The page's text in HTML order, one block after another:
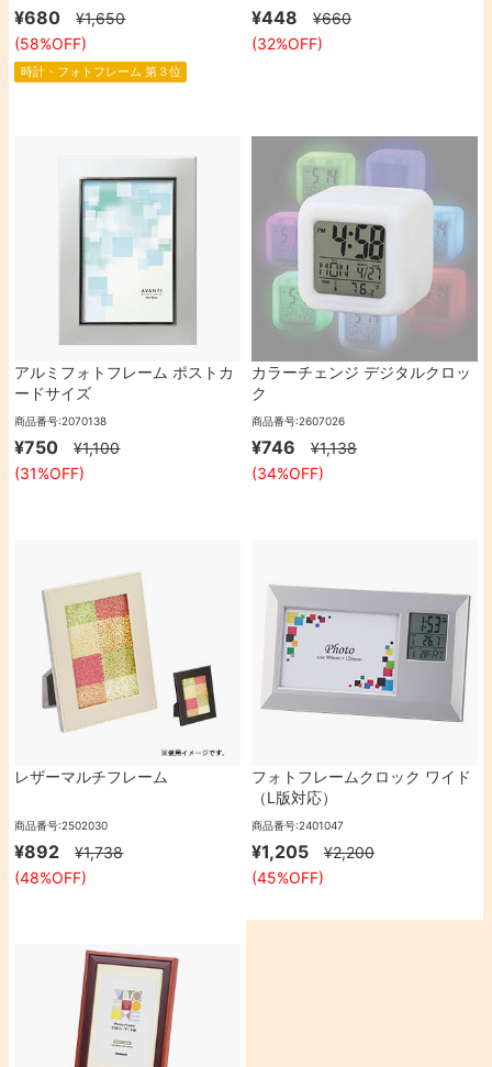
¥680
¥1,650
(58%OFF)
時計・フォトフレーム 第３位
¥448
¥660
(32%OFF)
アルミフォトフレーム ポストカ
ードサイズ
商品番号:2070138
¥750
¥1,100
(31%OFF)
カラーチェンジ デジタルクロッ
ク
商品番号:2607026
¥746
¥1,138
(34%OFF)
レザーマルチフレーム
商品番号:2502030
¥892
¥1,738
(48%OFF)
フォトフレームクロック ワイド
（L版対応）
商品番号:2401047
¥1,205
¥2,200
(45%OFF)